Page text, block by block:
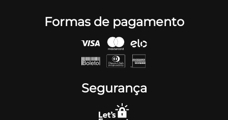
Formas de pagamento
Segurança